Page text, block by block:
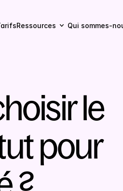
Ressources Qui sommes-
le
pour